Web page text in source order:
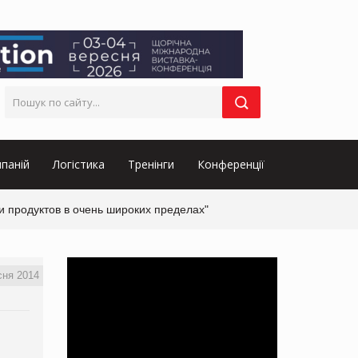
Логістика Тренінги Конференції
продуктов в очень широких пределах"
2014